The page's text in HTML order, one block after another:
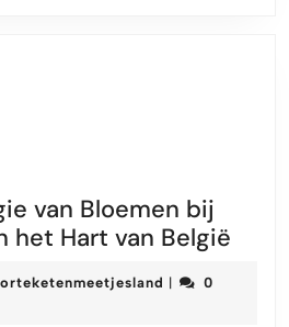
van Bloemen bij
het Hart van België
|
0